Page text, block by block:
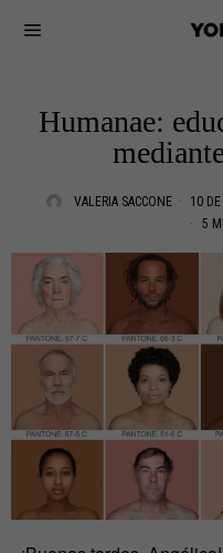
Humanae:
VALERIA SACCONE 10
5